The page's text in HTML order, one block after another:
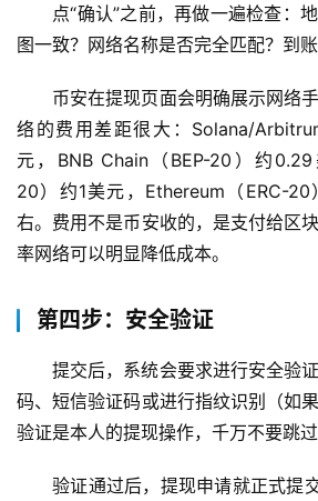
点“确认”之前，再做一遍检查：
图一致？网络名称是否完全匹配？到
币安在提现页面会明确展示网络
络的费用差距很大：Solana/
元，BNB Chain（BEP-20）约
20）约1美元，Ethereum（ERC-
右。费用不是币安收的，是支付给区
率网络可以明显降低成本。
第四步：安全验证
提交后，系统会要求进行安全验
码、短信验证码或进行指纹识别（如
验证是本人的提现操作，千万不要跳过
验证通过后，提现申请就正式提